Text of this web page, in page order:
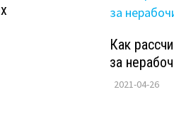
Как
за
2021-04-26